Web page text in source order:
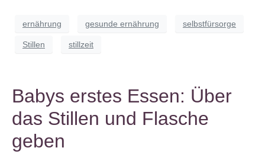
ernährung gesunde ernährung selbstfürsorge
Stillen stillzeit
Babys erstes Essen: Über
das Stillen und Flasche
geben